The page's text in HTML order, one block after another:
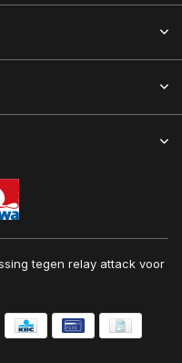
tegen relay attack voor